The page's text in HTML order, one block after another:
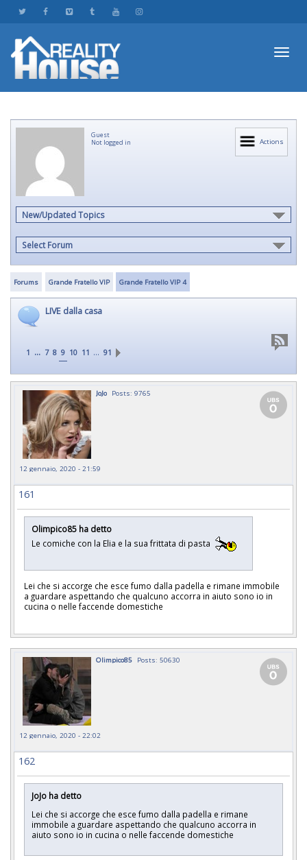
Actions
Guest
Not logged in
New/Updated Topics
Select Forum
Forums Grande Fratello VIP Grande Fratello VIP 4
LIVE dalla casa
1 ... 7 8 9 10 11 … 91
JoJo Posts: 9765
12 gennaio, 2020 - 21:59
161
Olimpico85 ha detto
Le comiche con la Elia e la sua frittata di pasta
Lei che si accorge che esce fumo dalla padella e rimane immobile
a guardare aspettando che qualcuno accorra in aiuto sono io in
cucina o nelle faccende domestiche
Olimpico85 Posts: 50630
12 gennaio, 2020 - 22:02
162
JoJo ha detto
Lei che si accorge che esce fumo dalla padella e rimane
immobile a guardare aspettando che qualcuno accorra in
aiuto sono io in cucina o nelle faccende domestiche